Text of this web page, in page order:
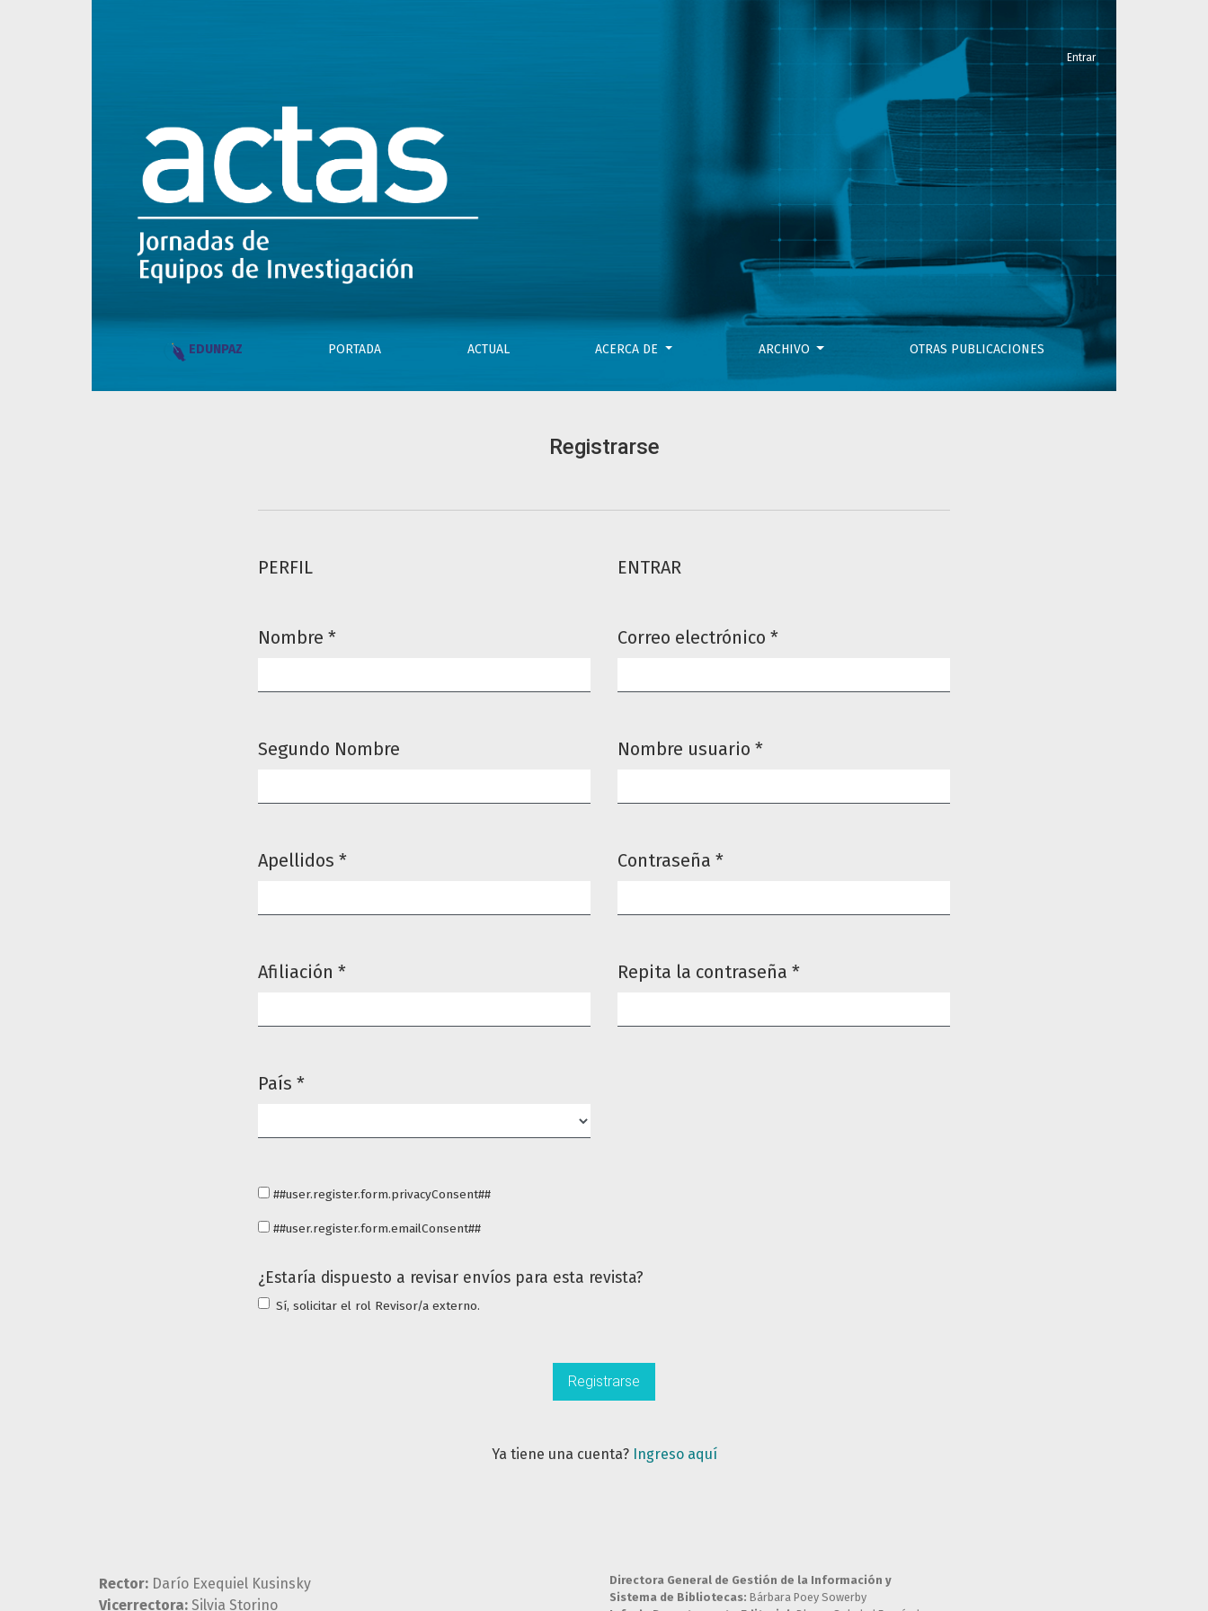
EDUNPAZ PORTADA ACTUAL ACERCA DE ARCHIVO OTRAS PUBLICACIONES
Entrar
Registrarse
PERFIL
Nombre *
Segundo Nombre
Apellidos *
Afiliación *
País *
ENTRAR
Correo electrónico *
Nombre usuario *
Contraseña *
Repita la contraseña *
##user.register.form.privacyConsent##
##user.register.form.emailConsent##
¿Estaría dispuesto a revisar envíos para esta revista?
Sí, solicitar el rol Revisor/a externo.
Registrarse
Ya tiene una cuenta? Ingreso aquí
Rector: Darío Exequiel Kusinsky
Vicerrectora: Silvia Storino
Directora General de Gestión de la Información y
Sistema de Bibliotecas: Bárbara Poey Sowerby